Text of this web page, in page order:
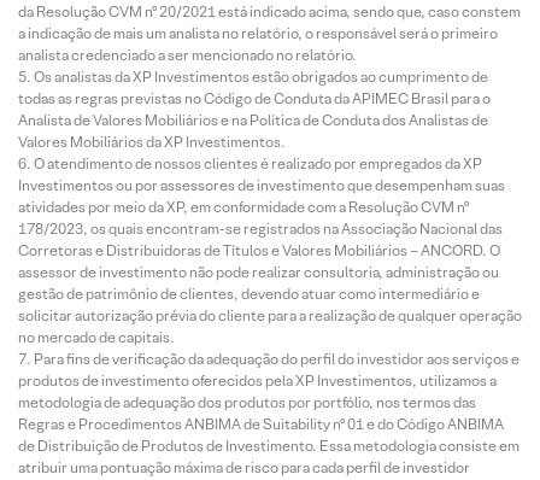
da Resolução CVM nº 20/2021 está indicado acima, sendo que, caso constem
a indicação de mais um analista no relatório, o responsável será o primeiro
analista credenciado a ser mencionado no relatório.
Os analistas da XP Investimentos estão obrigados ao cumprimento de
todas as regras previstas no Código de Conduta da APIMEC Brasil para o
Analista de Valores Mobiliários e na Política de Conduta dos Analistas de
Valores Mobiliários da XP Investimentos.
O atendimento de nossos clientes é realizado por empregados da XP
Investimentos ou por assessores de investimento que desempenham suas
atividades por meio da XP, em conformidade com a Resolução CVM nº
178/2023, os quais encontram-se registrados na Associação Nacional das
Corretoras e Distribuidoras de Títulos e Valores Mobiliários – ANCORD. O
assessor de investimento não pode realizar consultoria, administração ou
gestão de patrimônio de clientes, devendo atuar como intermediário e
solicitar autorização prévia do cliente para a realização de qualquer operação
no mercado de capitais.
Para fins de verificação da adequação do perfil do investidor aos serviços e
produtos de investimento oferecidos pela XP Investimentos, utilizamos a
metodologia de adequação dos produtos por portfólio, nos termos das
Regras e Procedimentos ANBIMA de Suitability nº 01 e do Código ANBIMA
de Distribuição de Produtos de Investimento. Essa metodologia consiste em
atribuir uma pontuação máxima de risco para cada perfil de investidor